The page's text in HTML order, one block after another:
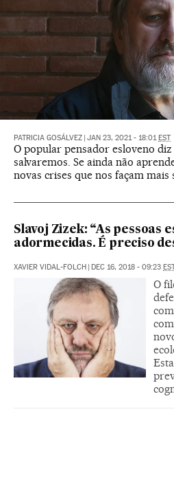
PATRICIA GOSÁLVEZ JAN 23, 2021 - 18:01 EST
O popular pensador esloveno
salvaremos. Se ainda não
novas crises que nos façam mais
Slavoj Zizek: “As pessoas
adormecidas. É preciso
XAVIER VIDAL-FOLCH DEC 16, 2018 - 09:23
O